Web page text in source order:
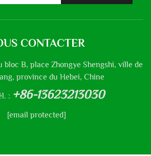
CONTACTER
bloc B, place Zhongye Shengshi, ville de
province du Hebei, Chine
: +86-13623213030
[email protected]